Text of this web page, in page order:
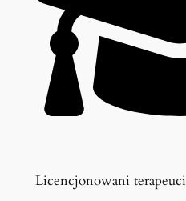
Licencjonowani terapeuci